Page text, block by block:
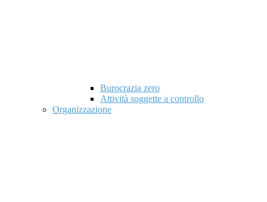
Burocrazia zero
Attività soggette a controllo
Organizzazione